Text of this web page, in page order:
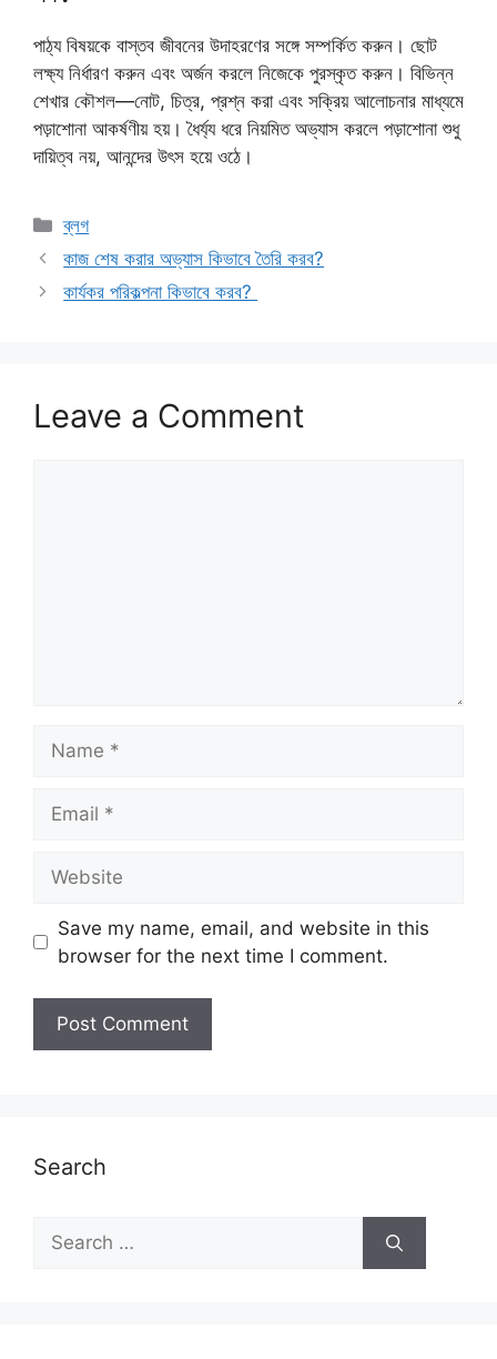
পাঠ্য বিষয়কে বাস্তব জীবনের উদাহরণের সঙ্গে সম্পর্কিত করুন। ছোট
লক্ষ্য নির্ধারণ করুন এবং অর্জন করলে নিজেকে পুরস্কৃত করুন। বিভিন্ন
শেখার কৌশল—নোট, চিত্র, প্রশ্ন করা এবং সক্রিয় আলোচনার মাধ্যমে
পড়াশোনা আকর্ষণীয় হয়। ধৈর্য্য ধরে নিয়মিত অভ্যাস করলে পড়াশোনা শুধু
দায়িত্ব নয়, আনন্দের উৎস হয়ে ওঠে।
Categories
ব্লগ
কাজ শেষ করার অভ্যাস কিভাবে তৈরি করব?
কার্যকর পরিকল্পনা কিভাবে করব?
Leave a Comment
Save my name, email, and website in this
browser for the next time I comment.
Search
Search
for: